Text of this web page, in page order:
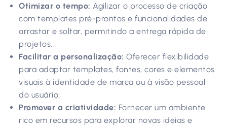
Otimizar o tempo: Agilizar o processo de criação
com templates pré-prontos e funcionalidades de
arrastar e soltar, permitindo a entrega rápida de
projetos.
Facilitar a personalização: Oferecer flexibilidade
para adaptar templates, fontes, cores e elementos
visuais à identidade de marca ou à visão pessoal
do usuário.
Promover a criatividade: Fornecer um ambiente
rico em recursos para explorar novas ideias e